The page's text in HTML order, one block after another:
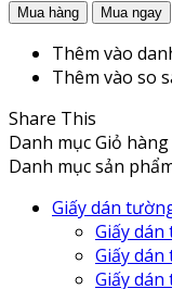
Thêm vào
Thêm vào so
Share This
Danh mụcGiỏ hàng
Danh mục sản
Giấy dán
Giấy
Giấy
Giấy